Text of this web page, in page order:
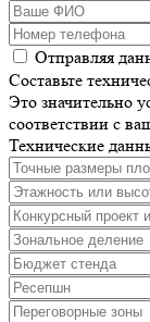
Отправляя
Составьте
Это значительно
соответствии с
Технические